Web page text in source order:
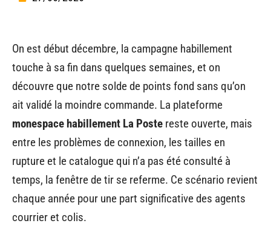
On est début décembre, la campagne habillement
touche à sa fin dans quelques semaines, et on
découvre que notre solde de points fond sans qu’on
ait validé la moindre commande. La plateforme
monespace habillement La Poste reste ouverte, mais
entre les problèmes de connexion, les tailles en
rupture et le catalogue qui n’a pas été consulté à
temps, la fenêtre de tir se referme. Ce scénario revient
chaque année pour une part significative des agents
courrier et colis.